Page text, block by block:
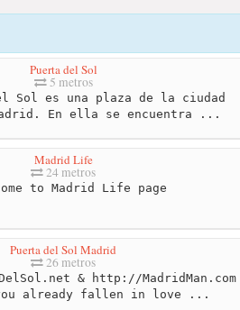
Puerta del Sol
5 metros
Sol es una plaza de la ciudad
En ella se encuentra ...
Madrid Life
24 metros
to Madrid Life page
Puerta del Sol Madrid
26 metros
& http://MadridMan.com
already fallen in love ...